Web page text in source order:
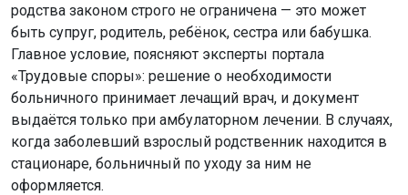
родства законом строго не ограничена — это может
быть супруг, родитель, ребёнок, сестра или бабушка.
Главное условие, поясняют эксперты портала
«Трудовые споры»: решение о необходимости
больничного принимает лечащий врач, и документ
выдаётся только при амбулаторном лечении. В случаях,
когда заболевший взрослый родственник находится в
стационаре, больничный по уходу за ним не
оформляется.